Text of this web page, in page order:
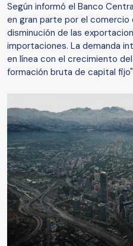
Según informó el Banco
en gran parte por el comercio
disminución de las
importaciones. La demanda
en línea con el crecimiento
formación bruta de capital